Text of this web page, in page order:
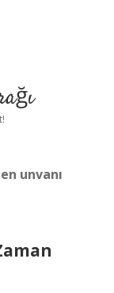
unvanı